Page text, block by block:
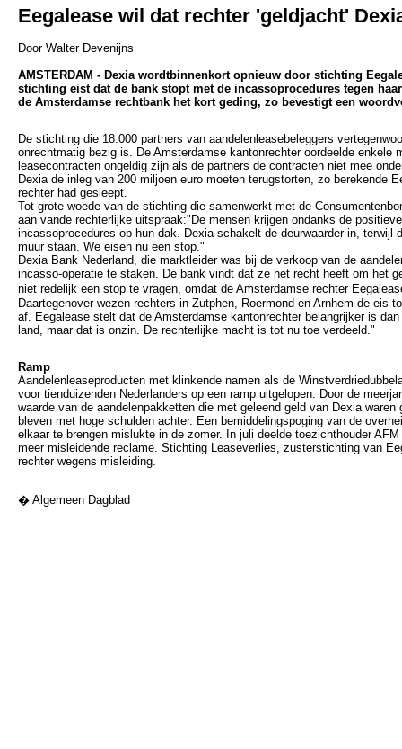
Eegalease wil dat rechter 'geldjacht'
Door Walter Devenijns
AMSTERDAM - Dexia wordtbinnenkort opnieuw door stichting
stichting eist dat de bank stopt met de incassoprocedures tegen
de Amsterdamse rechtbank het kort geding, zo bevestigt een
De stichting die 18.000 partners van aandelenleasebeleggers
onrechtmatig bezig is. De Amsterdamse kantonrechter oordeelde enkele
leasecontracten ongeldig zijn als de partners de contracten niet mee
Dexia de inleg van 200 miljoen euro moeten terugstorten, zo berekende
rechter had gesleept.
Tot grote woede van de stichting die samenwerkt met de
aan vande rechterlijke uitspraak:"De mensen krijgen ondanks de
incassoprocedures op hun dak. Dexia schakelt de deurwaarder in, terwijl
muur staan. We eisen nu een stop."
Dexia Bank Nederland, die marktleider was bij de verkoop van de
incasso-operatie te staken. De bank vindt dat ze het recht heeft om het
niet redelijk een stop te vragen, omdat de Amsterdamse rechter
Daartegenover wezen rechters in Zutphen, Roermond en Arnhem de eis
af. Eegalease stelt dat de Amsterdamse kantonrechter belangrijker is
land, maar dat is onzin. De rechterlijke macht is tot nu toe verdeeld."
Ramp
Aandelenleaseproducten met klinkende namen als de
voor tienduizenden Nederlanders op een ramp uitgelopen. Door de
waarde van de aandelenpakketten die met geleend geld van Dexia
bleven met hoge schulden achter. Een bemiddelingspoging van de
elkaar te brengen mislukte in de zomer. In juli deelde toezichthouder
meer misleidende reclame. Stichting Leaseverlies, zusterstichting van
rechter wegens misleiding.
� Algemeen Dagblad